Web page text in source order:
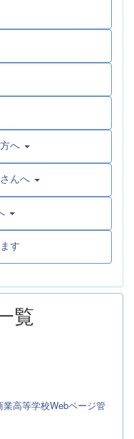
へ
んへ
す
覧
高等学校Webページ管